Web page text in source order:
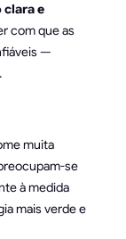
clara e
com que as
—
muita
se
à medida
mais verde e